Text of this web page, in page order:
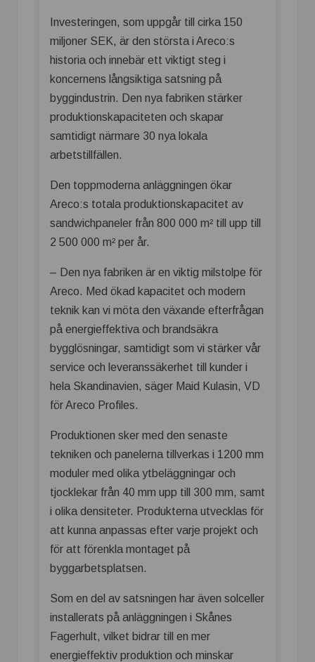
Investeringen, som uppgår till cirka 150
miljoner SEK, är den största i Areco:s
historia och innebär ett viktigt steg i
koncernens långsiktiga satsning på
byggindustrin. Den nya fabriken stärker
produktionskapaciteten och skapar
samtidigt närmare 30 nya lokala
arbetstillfällen.
Den toppmoderna anläggningen ökar
Areco:s totala produktionskapacitet av
sandwichpaneler från 800 000 m² till upp till
2 500 000 m² per år.
– Den nya fabriken är en viktig milstolpe för
Areco. Med ökad kapacitet och modern
teknik kan vi möta den växande efterfrågan
på energieffektiva och brandsäkra
bygglösningar, samtidigt som vi stärker vår
service och leveranssäkerhet till kunder i
hela Skandinavien, säger Maid Kulasin, VD
för Areco Profiles.
Produktionen sker med den senaste
tekniken och panelerna tillverkas i 1200 mm
moduler med olika ytbeläggningar och
tjocklekar från 40 mm upp till 300 mm, samt
i olika densiteter. Produkterna utvecklas för
att kunna anpassas efter varje projekt och
för att förenkla montaget på
byggarbetsplatsen.
Som en del av satsningen har även solceller
installerats på anläggningen i Skånes
Fagerhult, vilket bidrar till en mer
energieffektiv produktion och minskar